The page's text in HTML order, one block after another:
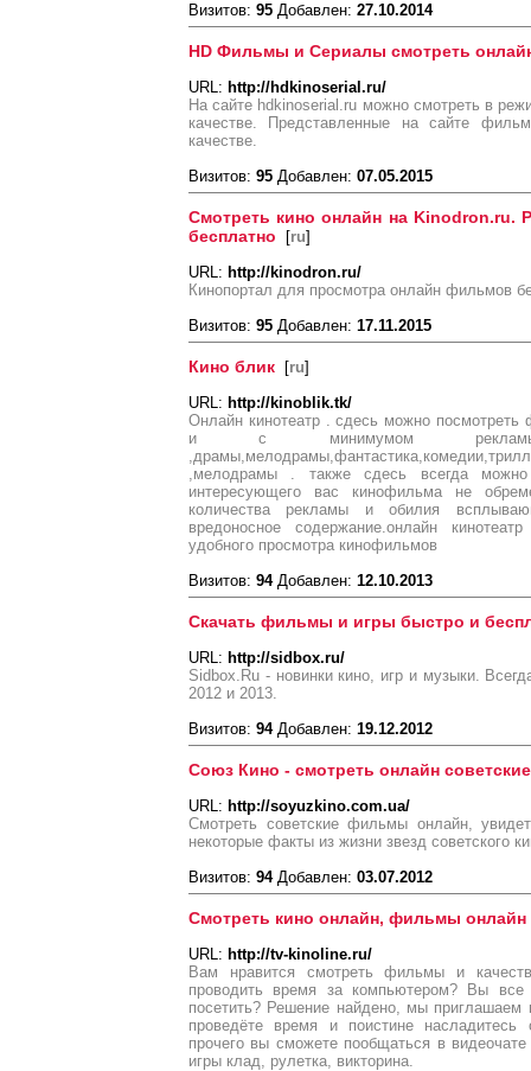
Визитов: 95 Добавлен: 27.10.2014
HD Фильмы и Сериалы смотреть
URL: http://hdkinoserial.ru/
На сайте hdkinoserial.ru можно смотреть в
качестве. Представленные на сайте
качестве.
Визитов: 95 Добавлен: 07.05.2015
Смотреть кино онлайн на Kinodron.ru.
бесплатно [ru]
URL: http://kinodron.ru/
Кинопортал для просмотра онлайн фильмов
Визитов: 95 Добавлен: 17.11.2015
Кино блик [ru]
URL: http://kinoblik.tk/
Онлайн кинотеатр . сдесь можно посмотреть
и с минимумом рекламы-
,мелодрамы . также сдесь всегда
интересующего вас кинофильма не
количества рекламы и обилия
вредоносное содержание.онлайн
удобного просмотра кинофильмов
Визитов: 94Добавлен: 12.10.2013
Скачать фильмы и игры быстро и
URL: http://sidbox.ru/
Sidbox.Ru - новинки кино, игр и музыки.
2012 и 2013.
Визитов: 94Добавлен: 19.12.2012
Союз Кино - смотреть онлайн
URL: http://soyuzkino.com.ua/
Смотреть советские фильмы онлайн,
некоторые факты из жизни звезд советского
Визитов: 94Добавлен: 03.07.2012
Смотреть кино онлайн, фильмы онлайн
URL: http://tv-kinoline.ru/
Вам нравится смотреть фильмы и
проводить время за компьютером? Вы
посетить? Решение найдено, мы приглашаем
проведёте время и поистине
прочего вы сможете пообщаться в
игры клад, рулетка, викторина.